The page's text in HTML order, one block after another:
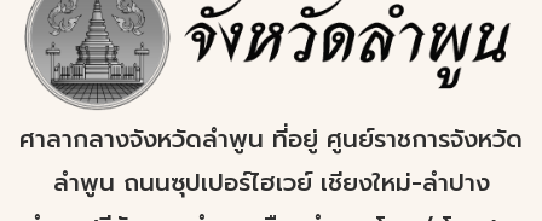
ศาลากลางจังหวัดลำพูน ที่อยู่ ศูนย์ราชการจังหวัด
ลำพูน ถนนซุปเปอร์ไฮเวย์ เชียงใหม่-ลำปาง